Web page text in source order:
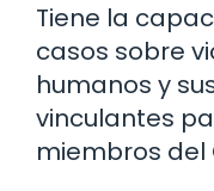
Tiene la
casos sobre
humanos y
vinculantes
miembros del